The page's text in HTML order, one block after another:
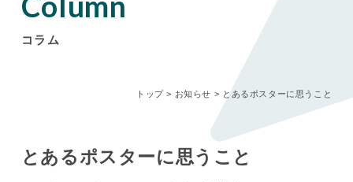
コラム
トップ> お知らせ > とあるポスターに思うこと
とあるポスターに思うこと